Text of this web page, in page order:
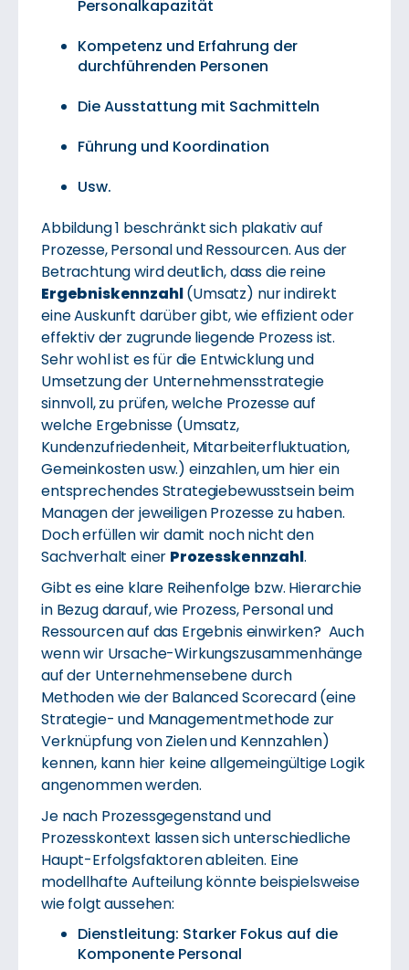
Personalkapazität
Kompetenz und Erfahrung der
durchführenden Personen
Die Ausstattung mit Sachmitteln
Führung und Koordination
Usw.
Abbildung 1 beschränkt sich plakativ auf
Prozesse, Personal und Ressourcen. Aus der
Betrachtung wird deutlich, dass die reine
Ergebniskennzahl(Umsatz) nur indirekt
eine Auskunft darüber gibt, wie effizient oder
effektiv der zugrunde liegende Prozess ist.
Sehr wohl ist es für die Entwicklung und
Umsetzung der Unternehmensstrategie
sinnvoll, zu prüfen, welche Prozesse auf
welche Ergebnisse (Umsatz,
Kundenzufriedenheit, Mitarbeiterfluktuation,
Gemeinkosten usw.) einzahlen, um hier ein
entsprechendes Strategiebewusstsein beim
Managen der jeweiligen Prozesse zu haben.
Doch erfüllen wir damit noch nicht den
Sachverhalt einer Prozesskennzahl.
Gibt es eine klare Reihenfolge bzw. Hierarchie
in Bezug darauf, wie Prozess, Personal und
Ressourcen auf das Ergebnis einwirken? Auch
wenn wir Ursache-Wirkungszusammenhänge
auf der Unternehmensebene durch
Methoden wie der Balanced Scorecard (eine
Strategie- und Managementmethode zur
Verknüpfung von Zielen und Kennzahlen)
kennen, kann hier keine allgemeingültige Logik
angenommen werden.
Je nach Prozessgegenstand und
Prozesskontext lassen sich unterschiedliche
Haupt-Erfolgsfaktoren ableiten. Eine
modellhafte Aufteilung könnte beispielsweise
wie folgt aussehen:
Dienstleitung: Starker Fokus auf die
Komponente Personal